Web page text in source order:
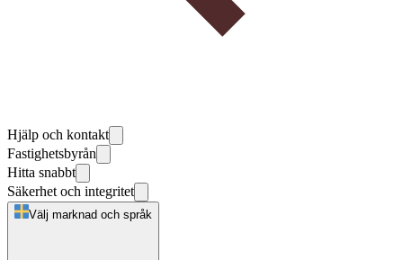
Hjälp och kontakt
Fastighetsbyrån
Hitta snabbt
Säkerhet och integritet
Välj marknad och språk